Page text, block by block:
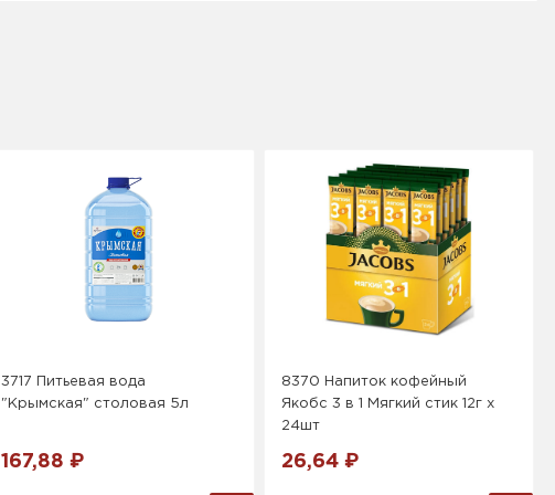
3717 Питьевая вода
"Крымская" столовая 5л
167,88 ₽
8370 Напиток кофейный
Якобс 3 в 1 Мягкий стик 12г х
24шт
26,64 ₽